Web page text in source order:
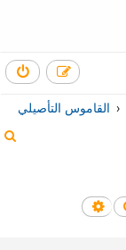
القاموس التأصيلي
بحث بحث متقدم